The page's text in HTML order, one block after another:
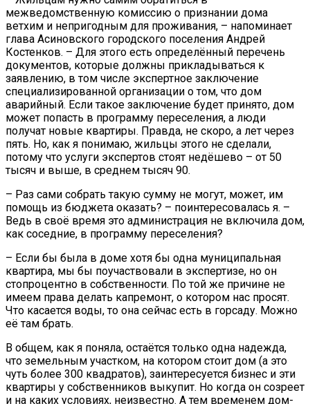
межведомственную комиссию о признании дома
ветхим и непригодным для проживания, – напоминает
глава Асиновского городского поселения Андрей
Костенков. – Для этого есть определённый перечень
документов, которые должны прикладываться к
заявлению, в том числе экспертное заключение
специализированной организации о том, что дом
аварийный. Если такое заключение будет принято, дом
может попасть в программу переселения, а люди
получат новые квартиры. Правда, не скоро, а лет через
пять. Но, как я понимаю, жильцы этого не сделали,
потому что услуги экспертов стоят недёшево – от 50
тысяч и выше, в среднем тысяч 90.
– Раз сами собрать такую сумму не могут, может, им
помощь из бюджета оказать? – поинтересовалась я. –
Ведь в своё время это администрация не включила дом,
как соседние, в программу переселения?
– Если бы была в доме хотя бы одна муниципальная
квартира, мы бы поучаствовали в экспертизе, но он
стопроцентно в собственности. По той же причине не
имеем права делать капремонт, о котором нас просят.
Что касается воды, то она сейчас есть в горсаду. Можно
её там брать.
В общем, как я поняла, остаётся только одна надежда,
что земельным участком, на котором стоит дом (а это
чуть более 300 квадратов), заинтересуется бизнес и эти
квартиры у собственников выкупит. Но когда он созреет
и на каких условиях, неизвестно. А тем временем дом-